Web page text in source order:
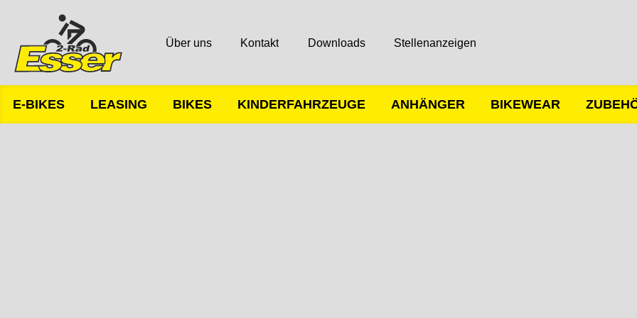
Über uns Kontakt Downloads Stellenanzeigen
E-BIKES LEASING BIKES KINDERFAHRZEUGE ANHÄNGER BIKEWEAR